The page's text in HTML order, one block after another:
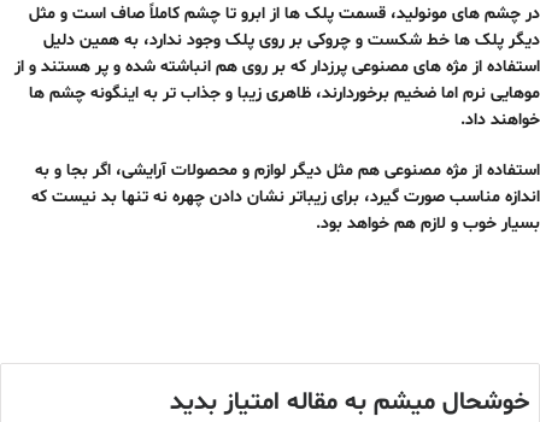
در چشم های مونولید، قسمت پلک ها از ابرو تا چشم کاملاً صاف است و مثل
دیگر پلک ها خط شکست و چروکی بر روی پلک وجود ندارد، به همین دلیل
استفاده از مژه های مصنوعی پرزدار که بر روی هم انباشته شده و پر هستند و از
موهایی نرم اما ضخیم برخوردارند، ظاهری زیبا و جذاب تر به اینگونه چشم ها
خواهند داد.
استفاده از مژه مصنوعی هم مثل دیگر لوازم و محصولات آرایشی، اگر بجا و به
اندازه مناسب صورت گیرد، برای زیباتر نشان دادن چهره نه تنها بد نیست که
بسیار خوب و لازم هم خواهد بود.
خوشحال میشم به مقاله امتیاز بدید